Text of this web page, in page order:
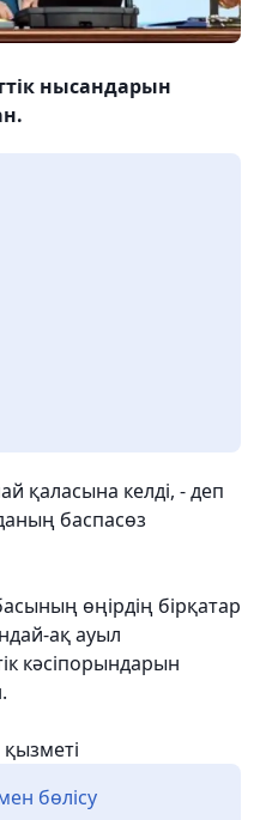
нысандарын
қаласына келді, - деп
баспасөз
өңірдің бірқатар
ақ ауыл
кәсіпорындарын
бөлісу